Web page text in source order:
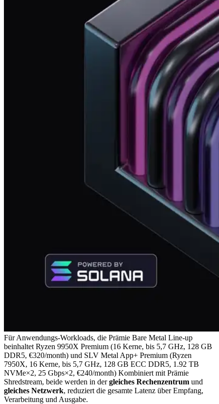
Für Anwendungs-Workloads, die Prämie Bare Metal Line-up
beinhaltet Ryzen 9950X Premium (16 Kerne, bis 5,7 GHz, 128 GB
DDR5, €320/month) und SLV Metal App+ Premium (Ryzen
7950X, 16 Kerne, bis 5,7 GHz, 128 GB ECC DDR5, 1.92 TB
NVMe×2, 25 Gbps×2, €240/month) Kombiniert mit Prämie
Shredstream, beide werden in dergleiches Rechenzentrum und
gleiches Netzwerk, reduziert die gesamte Latenz über Empfang,
Verarbeitung und Ausgabe.